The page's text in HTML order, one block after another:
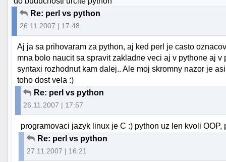
Re: perl vs python
26.11.2007 | 17:48
Aj ja sa prihovaram za python, aj ked perl je casto
mna bolo naucit sa spravit zakladne veci aj v pythone aj
syntaxi rozhodnut kam dalej.. Ale moj skromny nazor je
toho dost vela :)
Re: perl vs python
26.11.2007 | 17:57
programovaci jazyk linux je C :) python uz len kvoli
Re: perl vs python
27.11.2007 | 16:21